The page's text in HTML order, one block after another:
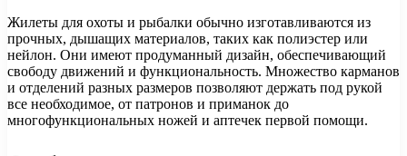
Жилеты для охоты и рыбалки обычно изготавливаются из
прочных, дышащих материалов, таких как полиэстер или
нейлон. Они имеют продуманный дизайн, обеспечивающий
свободу движений и функциональность. Множество карманов
и отделений разных размеров позволяют держать под рукой
все необходимое, от патронов и приманок до
многофункциональных ножей и аптечек первой помощи.